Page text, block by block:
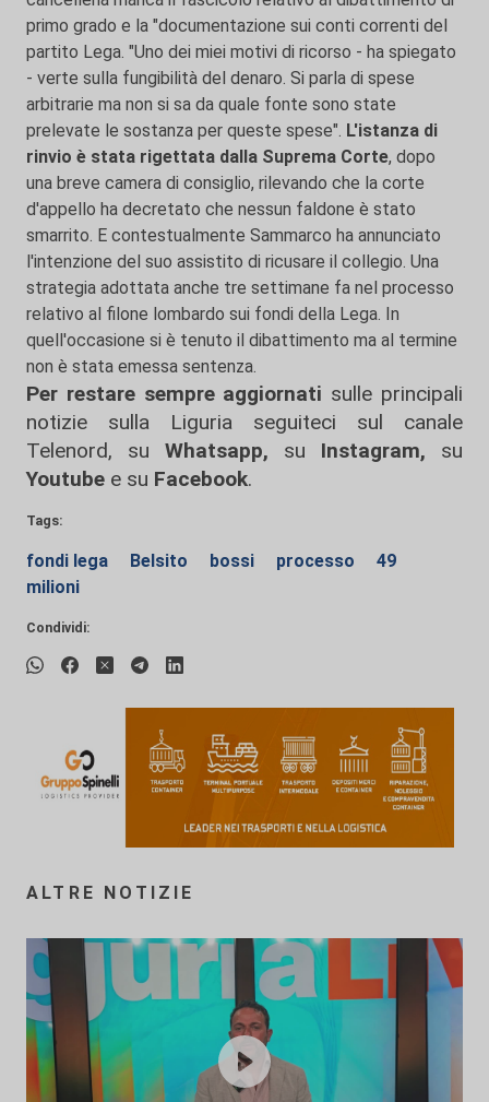
primo grado e la "documentazione sui conti correnti del
partito Lega. "Uno dei miei motivi di ricorso - ha spiegato
- verte sulla fungibilità del denaro. Si parla di spese
arbitrarie ma non si sa da quale fonte sono state
prelevate le sostanza per queste spese". L'istanza di
rinvio è stata rigettata dalla Suprema Corte, dopo
una breve camera di consiglio, rilevando che la corte
d'appello ha decretato che nessun faldone è stato
smarrito. E contestualmente Sammarco ha annunciato
l'intenzione del suo assistito di ricusare il collegio. Una
strategia adottata anche tre settimane fa nel processo
relativo al filone lombardo sui fondi della Lega. In
quell'occasione si è tenuto il dibattimento ma al termine
non è stata emessa sentenza.
Per restare sempre aggiornati sulle principali
notizie sulla Liguria seguiteci sul canale
Telenord, su
Whatsapp, su Instagram, su
Youtube e su Facebook.
Tags:
fondi lega Belsito bossi processo
49
milioni
Condividi:
ALTRE NOTIZIE